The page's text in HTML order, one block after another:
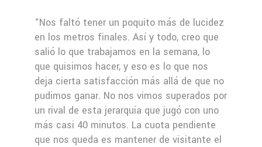
“Nos faltó tener un poquito más de lucidez
en los metros finales. Así y todo, creo que
salió lo que trabajamos en la semana, lo
que quisimos hacer, y eso es lo que nos
deja cierta satisfacción más allá de que no
pudimos ganar. No nos vimos superados por
un rival de esta jerarquía que jugó con uno
más casi 40 minutos. La cuota pendiente
que nos queda es mantener de visitante el